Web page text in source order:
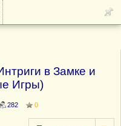
в Замке и
Игры)
282 0